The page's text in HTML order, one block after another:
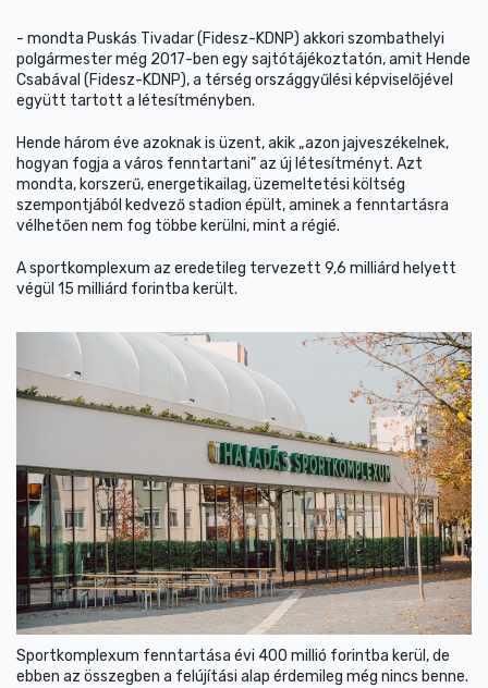
- mondta Puskás Tivadar (Fidesz-KDNP) akkori szombathelyi
polgármester még 2017-ben egy sajtótájékoztatón, amit Hende
Csabával (Fidesz-KDNP), a térség országgyűlési képviselőjével
együtt tartott a létesítményben.
Hende három éve azoknak is üzent, akik „azon jajveszékelnek,
hogyan fogja a város fenntartani” az új létesítményt. Azt
mondta, korszerű, energetikailag, üzemeltetési költség
szempontjából kedvező stadion épült, aminek a fenntartásra
vélhetően nem fog többe kerülni, mint a régié.
A sportkomplexum az eredetileg tervezett 9,6 milliárd helyett
végül 15 milliárd forintba került.
Sportkomplexum fenntartása évi 400 millió forintba kerül, de
ebben az összegben a felújítási alap érdemileg még nincs benne.